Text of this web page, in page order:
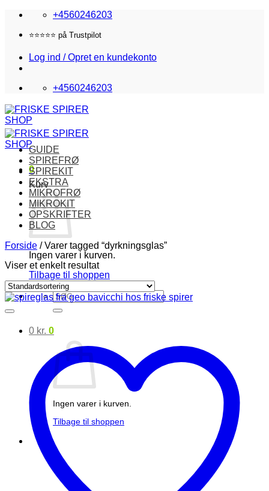
Fortsæt
indhold
+4560246203
⭐️⭐️⭐️⭐️⭐️ på Trustpilot
Log ind / Opret en kundekonto
+4560246203
0
Kurv
Ingen varer i kurven.
Tilbage til shoppen
Søg
efter:
0 kr. 0
Ingen varer i kurven.
Tilbage til shoppen
GUIDE
SPIREFRØ
SPIREKIT
EKSTRA
MIKROFRØ
MIKROKIT
OPSKRIFTER
BLOG
Forside /Varer tagged “dyrkningsglas”
Viser et enkelt resultat